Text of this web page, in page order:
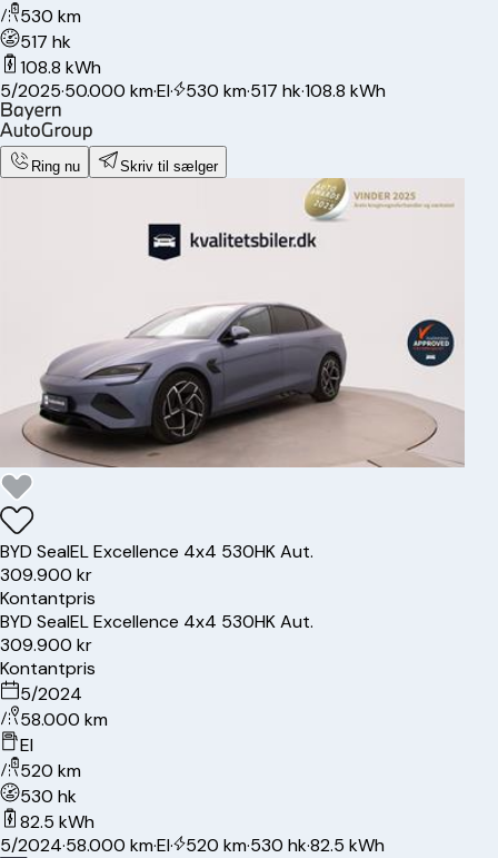
530 km
517 hk
108.8 kWh
5/2025·50.000 km·El· 530 km·517 hk·108.8 kWh
Ring nu Skriv til sælger
BYD SealEL Excellence 4x4 530HK Aut.
309.900 kr
Kontantpris
BYD SealEL Excellence 4x4 530HK Aut.
309.900 kr
Kontantpris
5/2024
58.000 km
El
520 km
530 hk
82.5 kWh
5/2024·58.000 km·El· 520 km·530 hk·82.5 kWh